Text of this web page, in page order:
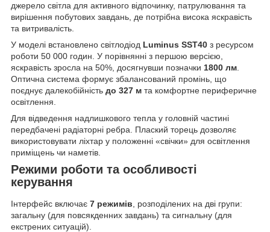
джерело світла для активного відпочинку, патрулювання та
вирішення побутових завдань, де потрібна висока яскравість
та витривалість.
У моделі встановлено світлодіод Luminus SST40 з ресурсом
роботи 50 000 годин. У порівнянні з першою версією,
яскравість зросла на 50%, досягнувши позначки 1800 лм
Оптична система формує збалансований промінь, що
поєднує далекобійність до 327 м та комфортне периферичне
освітлення.
Для відведення надлишкового тепла у головній частині
передбачені радіаторні ребра. Плаский торець дозволяє
використовувати ліхтар у положенні «свічки» для освітлення
приміщень чи наметів.
Режими роботи та особливості
керування
Інтерфейс включає 7 режимів , розподілених на дві групи:
загальну (для повсякденних завдань) та сигнальну (для
екстрених ситуацій).